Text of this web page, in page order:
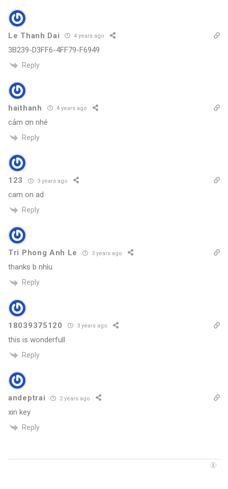
Le Thanh Dai 4 years ago
3B239-D3FF6-4FF79-F6949
Reply
haithanh 4 years ago
cảm ơn nhé
Reply
123 3 years ago
cam on ad
Reply
Tri Phong Anh Le 3 years ago
thanks b nhìu
Reply
18039375120 3 years ago
this is wonderfull
Reply
andeptrai 2 years ago
xin key
Reply